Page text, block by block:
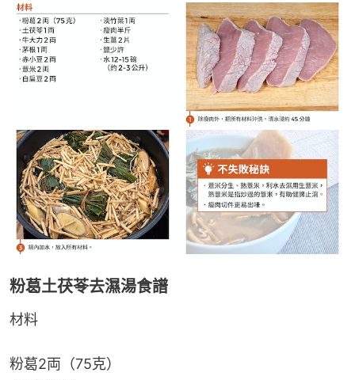
粉葛土茯苓去濕湯食譜
材料
粉葛2両（75克）